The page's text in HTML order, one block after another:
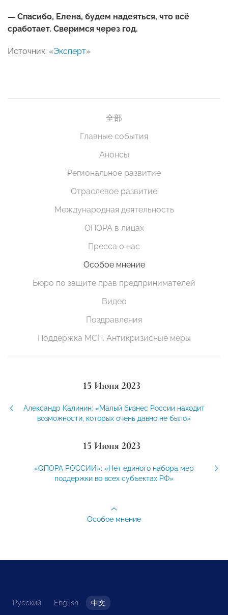
— Спасибо, Елена, будем надеяться, что всё
сработает. Сверимся через год.
Источник: «Эксперт»
全部
Главные события
Анонсы
Региональное развитие
Отраслевое развитие
Международная деятельность
ОПОРА в лицах
Пресса о нас
Особое мнение
Бюро по защите прав предпринимателей
Видео
Поздравления
Поддержка МСП. Антикризисные меры
15 Июня 2023
Александр Калинин: «Малый бизнес России находит
возможности, которых очень давно не было»
15 Июня 2023
«ОПОРА РОССИИ»: «Нет единого набора мер
поддержки во всех субъектах РФ»
Особое мнение
Русский English 中文